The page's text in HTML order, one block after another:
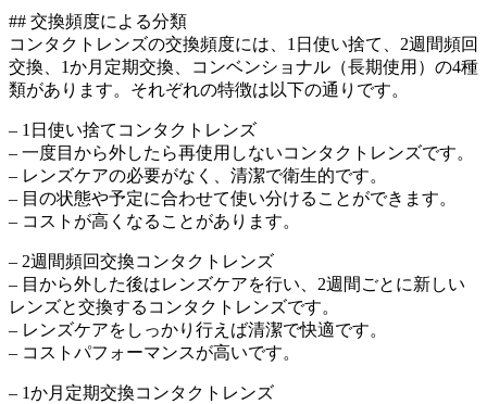
## 交換頻度による分類
コンタクトレンズの交換頻度には、1日使い捨て、2週間頻回
交換、1か月定期交換、コンベンショナル（長期使用）の4種
類があります。それぞれの特徴は以下の通りです。
– 1日使い捨てコンタクトレンズ
– 一度目から外したら再使用しないコンタクトレンズです。
– レンズケアの必要がなく、清潔で衛生的です。
– 目の状態や予定に合わせて使い分けることができます。
– コストが高くなることがあります。
– 2週間頻回交換コンタクトレンズ
– 目から外した後はレンズケアを行い、2週間ごとに新しい
レンズと交換するコンタクトレンズです。
– レンズケアをしっかり行えば清潔で快適です。
– コストパフォーマンスが高いです。
– 1か月定期交換コンタクトレンズ